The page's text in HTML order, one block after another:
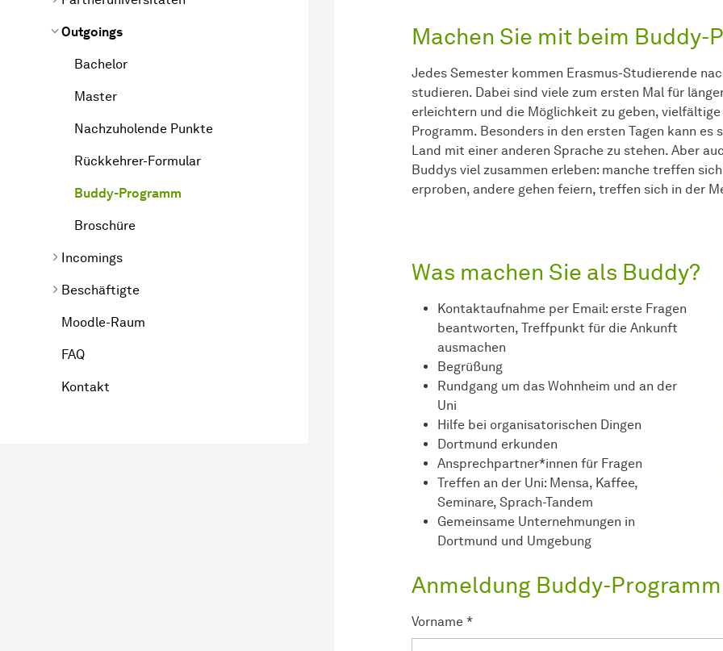
Outgoings
Bachelor
Master
Nachzuholende Punkte
Rückkehrer-Formular
Buddy-Programm
Broschüre
Incomings
Beschäftigte
Moodle-Raum
FAQ
Kontakt
Machen Sie mit beim Buddy-
Jedes Semester kommen Erasmus-Studierende
studieren. Dabei sind viele zum ersten Mal für
erleichtern und die Möglichkeit zu geben,
Programm. Besonders in den ersten Tagen kann
Land mit einer anderen Sprache zu stehen. Aber
Buddys viel zusammen erleben: manche treffen
erproben, andere gehen feiern, treffen sich in der
Was machen Sie als Buddy?
Kontaktaufnahme per Email: erste Fragen
beantworten, Treffpunkt für die Ankunft
ausmachen
Begrüßung
Rundgang um das Wohnheim und an der
Uni
Hilfe bei organisatorischen Dingen
Dortmund erkunden
Ansprechpartner*innen für Fragen
Treffen an der Uni: Mensa, Kaffee,
Seminare, Sprach-Tandem
Gemeinsame Unternehmungen in
Dortmund und Umgebung
Anmeldung Buddy-Programm
Vorname *